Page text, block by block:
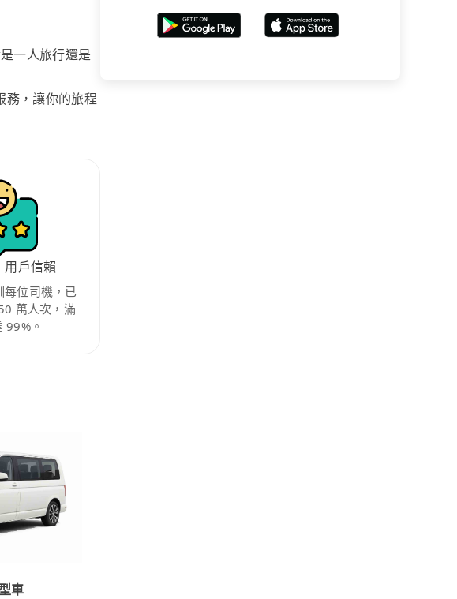
一人旅行還是
務，讓你的旅程
用戶信賴
位司機，已
萬人次，滿
99%。
車